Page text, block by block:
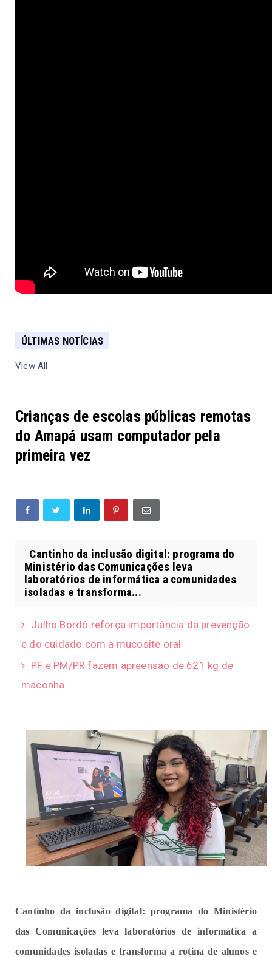
ÚLTIMAS NOTÍCIAS
View All
Crianças de escolas públicas remotas
do Amapá usam computador pela
primeira vez
Cantinho da inclusão digital: programa do
Ministério das Comunicações leva
laboratórios de informática a comunidades
isoladas e transforma...
Julho Bordô reforça importância da prevenção
e do cuidado com a mucosite oral
PF e PM/PR fazem apreensão de 621 kg de
maconha
Cantinho da inclusão digital: programa do Ministério
das Comunicações leva laboratórios de informática a
comunidades isoladas e transforma a rotina de alunos e